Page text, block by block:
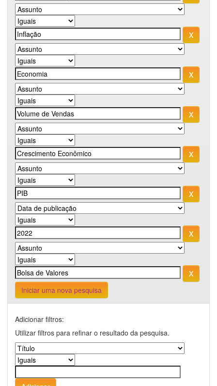
Iniciar uma nova pesquisa
Adicionar filtros:
Utilizar filtros para refinar o resultado da pesquisa.